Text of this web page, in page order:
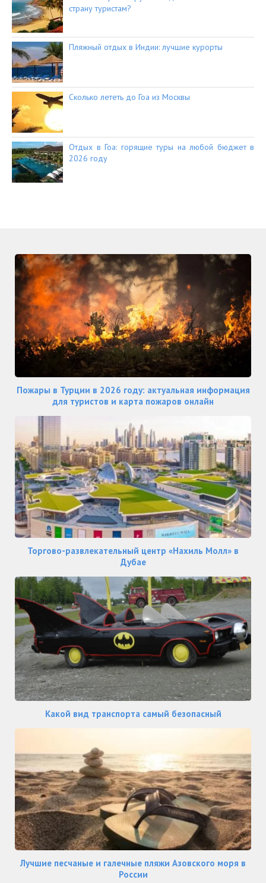
страну туристам?
Пляжный отдых в Индии: лучшие курорты
Сколько лететь до Гоа из Москвы
Отдых в Гоа: горящие туры на любой бюджет в
2026 году
Пожары в Турции в 2026 году: актуальная информация
для туристов и карта пожаров онлайн
Торгово-развлекательный центр «Нахиль Молл» в
Дубае
Какой вид транспорта самый безопасный
Лучшие песчаные и галечные пляжи Азовского моря в
России